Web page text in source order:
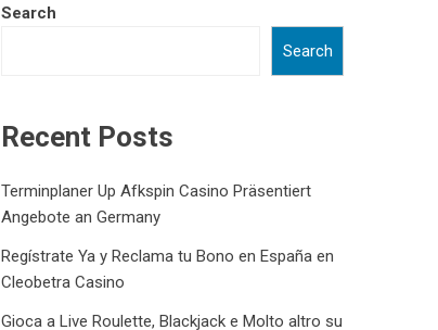
Search
Search
Recent Posts
Terminplaner Up Afkspin Casino Präsentiert
Angebote an Germany
Regístrate Ya y Reclama tu Bono en España en
Cleobetra Casino
Gioca a Live Roulette, Blackjack e Molto altro su